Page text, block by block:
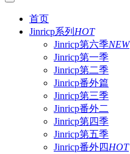
首页
Jinricp系列 HOT
Jinricp第六季NEW
Jinricp第一季
Jinricp第二季
Jinricp番外篇
Jinricp第三季
Jinricp番外二
Jinricp第四季
Jinricp第五季
Jinricp番外四HOT